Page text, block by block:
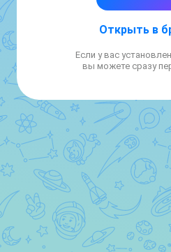
Открыть в
Если у вас
вы можете сразу